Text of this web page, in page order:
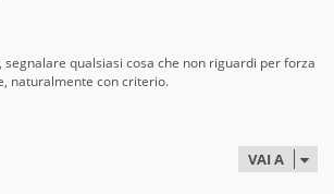
qualsiasi cosa che non riguardi per forza
naturalmente con criterio.
VAI A